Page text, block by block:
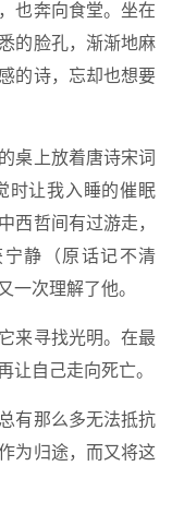
也奔向食堂。坐在
的脸孔，渐渐地麻
的诗，忘却也想要
桌上放着唐诗宋词
让我入睡的催眠
哲间有过游走，
静（原话记不清
一次理解了他。
来寻找光明。在最
让自己走向死亡。
有那么多无法抵抗
为归途，而又将这